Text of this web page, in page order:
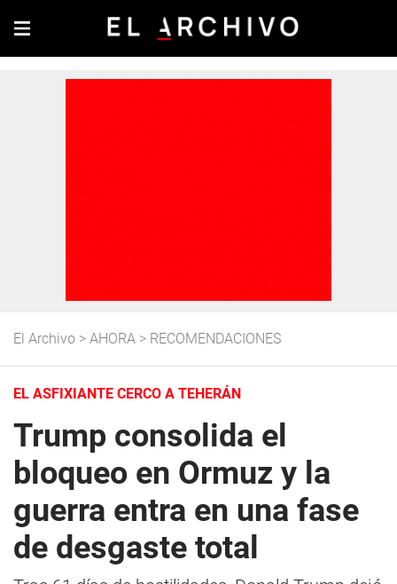
El Archivo > AHORA > RECOMENDACIONES
EL ASFIXIANTE CERCO A TEHERÁN
Trump consolida el
bloqueo en Ormuz y la
guerra entra en una fase
de desgaste total